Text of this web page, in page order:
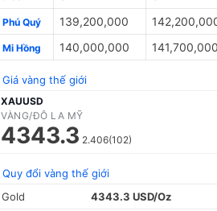
Phú Quý 139,200,000
Mi Hồng 140,000,000 141,700,000
Giá vàng thế giới
XAUUSD
VÀNG/ĐÔ LA MỸ
4343.3 2.406(102)
Quy đổi vàng thế giới
Gold
4343.3 USD/Oz